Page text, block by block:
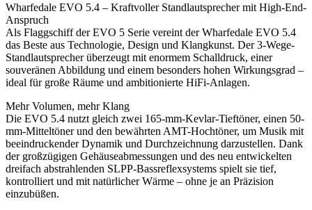
Wharfedale EVO 5.4 – Kraftvoller Standlautsprecher mit High-End-
Anspruch
Als Flaggschiff der EVO 5 Serie vereint der Wharfedale EVO 5.4
das Beste aus Technologie, Design und Klangkunst. Der 3-Wege-
Standlautsprecher überzeugt mit enormem Schalldruck, einer
souveränen Abbildung und einem besonders hohen Wirkungsgrad –
ideal für große Räume und ambitionierte HiFi-Anlagen.
Mehr Volumen, mehr Klang
Die EVO 5.4 nutzt gleich zwei 165-mm-Kevlar-Tieftöner, einen 50-
mm-Mitteltöner und den bewährten AMT-Hochtöner, um Musik mit
beeindruckender Dynamik und Durchzeichnung darzustellen. Dank
der großzügigen Gehäuseabmessungen und des neu entwickelten
dreifach abstrahlenden SLPP-Bassreflexsystems spielt sie tief,
kontrolliert und mit natürlicher Wärme – ohne je an Präzision
einzubüßen.